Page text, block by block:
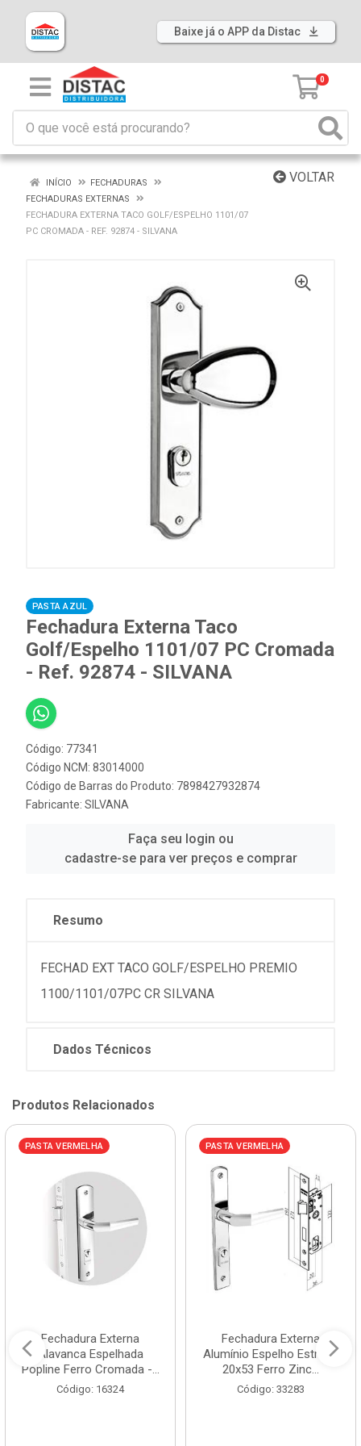
Baixe já o APP da Distac
0
VOLTAR
INÍCIO
FECHADURAS
FECHADURAS EXTERNAS
FECHADURA EXTERNA TACO GOLF/ESPELHO 1101/07
PC CROMADA - REF. 92874 - SILVANA
PASTA AZUL
Fechadura Externa Taco
Golf/Espelho 1101/07 PC Cromada
- Ref. 92874 - SILVANA
Código: 77341
Código NCM: 83014000
Código de Barras do Produto: 7898427932874
Fabricante: SILVANA
Faça seu login ou
cadastre-se para ver preços e comprar
Resumo
FECHAD EXT TACO GOLF/ESPELHO PREMIO
1100/1101/07PC CR SILVANA
Dados Técnicos
Produtos Relacionados
PASTA VERMELHA
Fechadura Externa
Alavanca Espelhada
Popline Ferro Cromada -...
Código: 16324
PASTA VERMELHA
Fechadura Externa
Alumínio Espelho Estreito
20x53 Ferro Zinc...
Código: 33283